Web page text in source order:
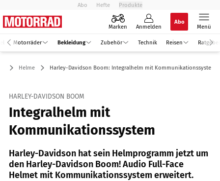
Abo Hefte Produkte
Marken Anmelden
Abo
Menü
Motorräder Bekleidung Zubehör Technik Reisen Ratgeber
Helme Harley-Davidson Boom: Integralhelm mit Kommunikationssystem
HARLEY-DAVIDSON BOOM
Integralhelm mit
Kommunikationssystem
Harley-Davidson hat sein Helmprogramm jetzt um
den Harley-Davidson Boom! Audio Full-Face
Helmet mit Kommunikationssystem erweitert.